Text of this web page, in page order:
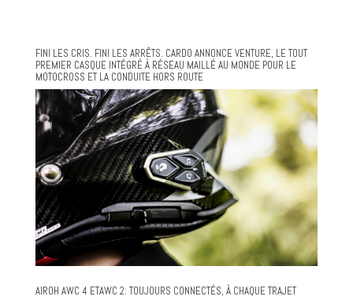
FINI LES CRIS. FINI LES ARRÊTS. CARDO ANNONCE VENTURE, LE TOUT
PREMIER CASQUE INTÉGRÉ À RÉSEAU MAILLÉ AU MONDE POUR LE
MOTOCROSS ET LA CONDUITE HORS ROUTE
AIROH AWC 4 ETAWC 2: TOUJOURS CONNECTÉS, À CHAQUE TRAJET